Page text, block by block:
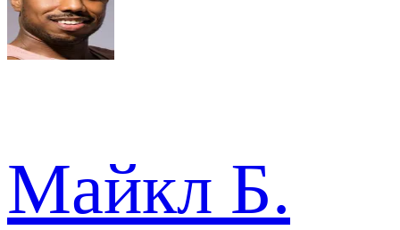
Майкл Б.